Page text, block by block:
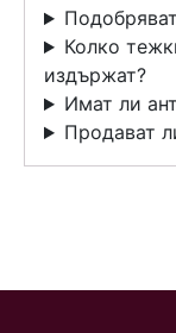
Колко
издържат?
Имат ли
Продават